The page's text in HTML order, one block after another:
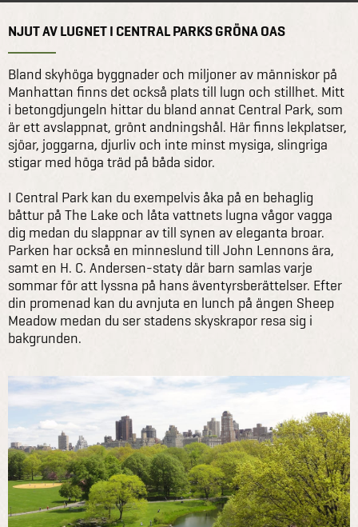
NJUT AV LUGNET I CENTRAL PARKS GRÖNA OAS
Bland skyhöga byggnader och miljoner av människor på
Manhattan finns det också plats till lugn och stillhet. Mitt
i betongdjungeln hittar du bland annat Central Park, som
är ett avslappnat, grönt andningshål. Här finns lekplatser,
sjöar, joggarna, djurliv och inte minst mysiga, slingriga
stigar med höga träd på båda sidor.
I Central Park kan du exempelvis åka på en behaglig
båttur på The Lake och låta vattnets lugna vågor vagga
dig medan du slappnar av till synen av eleganta broar.
Parken har också en minneslund till John Lennons ära,
samt en H. C. Andersen-staty där barn samlas varje
sommar för att lyssna på hans äventyrsberättelser. Efter
din promenad kan du avnjuta en lunch på ängen Sheep
Meadow medan du ser stadens skyskrapor resa sig i
bakgrunden.